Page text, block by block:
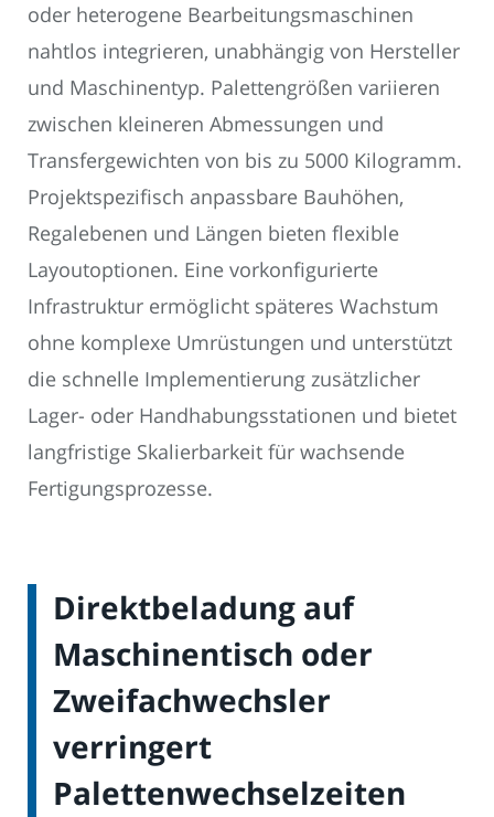
oder heterogene Bearbeitungsmaschinen
nahtlos integrieren, unabhängig von Hersteller
und Maschinentyp. Palettengrößen variieren
zwischen kleineren Abmessungen und
Transfergewichten von bis zu 5000 Kilogramm.
Projektspezifisch anpassbare Bauhöhen,
Regalebenen und Längen bieten flexible
Layoutoptionen. Eine vorkonfigurierte
Infrastruktur ermöglicht späteres Wachstum
ohne komplexe Umrüstungen und unterstützt
die schnelle Implementierung zusätzlicher
Lager- oder Handhabungsstationen und bietet
langfristige Skalierbarkeit für wachsende
Fertigungsprozesse.
Direktbeladung auf
Maschinentisch oder
Zweifachwechsler
verringert
Palettenwechselzeiten